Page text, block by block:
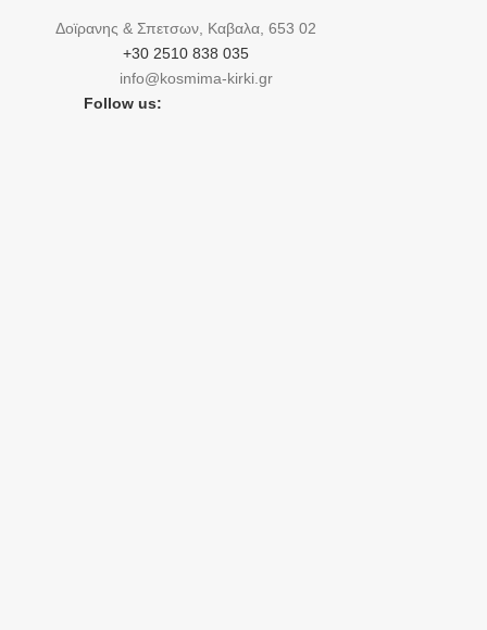
Δοϊρανης & Σπετσων, Καβαλα, 653 02
+30 2510 838 035
info@kosmima-kirki.gr
Follow us: